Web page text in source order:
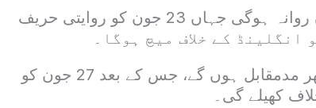
پاکستانی ٹیم 21 جون کو بیلجیم سے لندن روانہ ہوگی جہاں 23 جون کو روایتی حریف
26 جون کو پاکستان اور بھارت ایک بار پھر مدمقابل ہوں گے، جس کے بعد 27 جون کو
کھیلے گی۔